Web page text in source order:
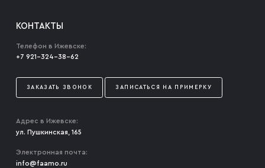
КОНТАКТЫ
Телефон в Ижевске:
+7 921-324-38-62
ЗАКАЗАТЬ ЗВОНОК ЗАПИСАТЬСЯ НА ПРИМЕРКУ
Адрес в Ижевске:
ул. Пушкинская, 165
Электронная почта:
info@faamo.ru